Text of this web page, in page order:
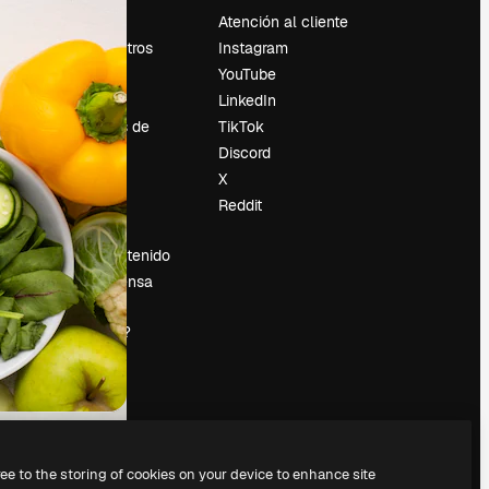
Sobre nosotros
Reviews
Empleo
Tendencias de
búsqueda
Blog
Eventos
Slidesgo
Vender contenido
Sala de prensa
¿Buscas
magnific.ai?
Atención al cliente
Instagram
YouTube
LinkedIn
TikTok
Discord
X
Reddit
to the storing of cookies on your device to enhance site